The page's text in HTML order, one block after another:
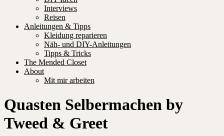
Interviews
Reisen
Anleitungen & Tipps
Kleidung reparieren
Näh- und DIY-Anleitungen
Tipps & Tricks
The Mended Closet
About
Mit mir arbeiten
Quasten Selbermachen by
Tweed & Greet